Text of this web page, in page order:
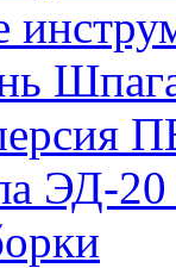
ЭД-20